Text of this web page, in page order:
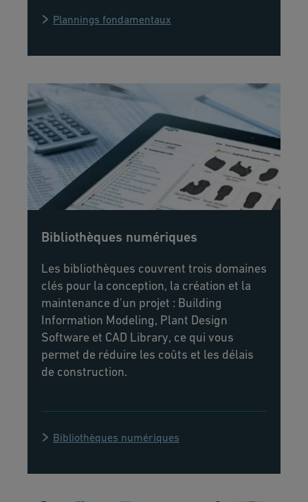
Plannings fondamentaux
Bibliothèques numériques
Les bibliothèques couvrent trois domaines
clés pour la conception, la création et la
maintenance d'un projet : Building
Information Modeling, Plant Design
Software et CAD Library, ce qui vous
permet de réduire les coûts et les délais
de construction.
Bibliothèques numériques